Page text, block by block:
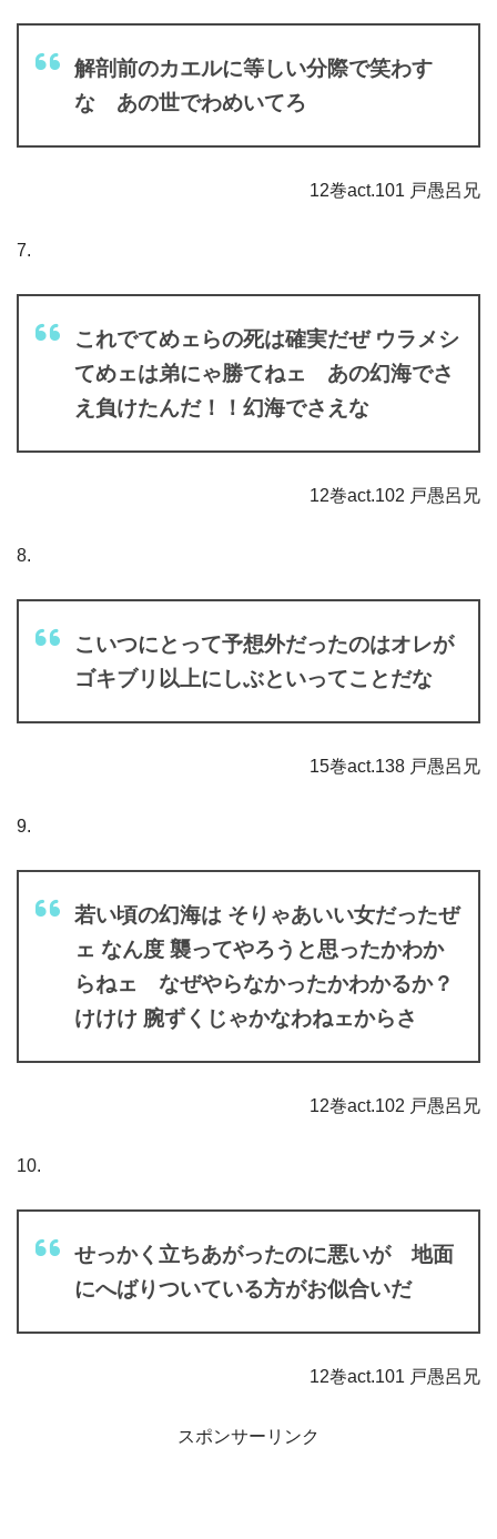
解剖前のカエルに等しい分際で笑わす
な あの世でわめいてろ
12巻act.101 戸愚呂兄
7.
これでてめェらの死は確実だぜ ウラメシ
てめェは弟にゃ勝てねェ あの幻海でさ
え負けたんだ！！幻海でさえな
12巻act.102 戸愚呂兄
8.
こいつにとって予想外だったのはオレが
ゴキブリ以上にしぶといってことだな
15巻act.138 戸愚呂兄
9.
若い頃の幻海は そりゃあいい女だったぜ
ェ なん度 襲ってやろうと思ったかわか
らねェ なぜやらなかったかわかるか？
けけけ 腕ずくじゃかなわねェからさ
12巻act.102 戸愚呂兄
10.
せっかく立ちあがったのに悪いが 地面
にへばりついている方がお似合いだ
12巻act.101 戸愚呂兄
スポンサーリンク